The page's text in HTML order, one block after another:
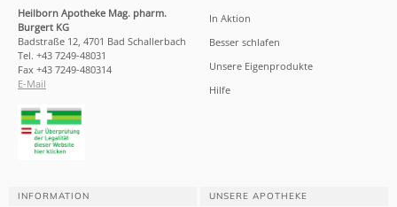
Heilborn Apotheke Mag. pharm.
Burgert KG
Badstraße 12, 4701 Bad Schallerbach
Tel. +43 7249-48031
Fax +43 7249-480314
E-Mail
In Aktion
Besser schlafen
Unsere Eigenprodukte
Hilfe
INFORMATION UNSERE APOTHEKE